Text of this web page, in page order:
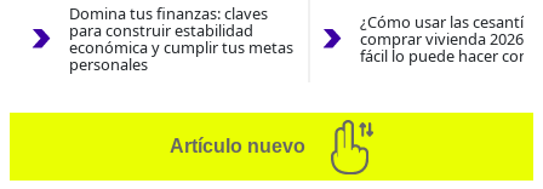
Domina tus finanzas: claves
para construir estabilidad
económica y cumplir tus metas
personales
¿Cómo usar las
comprar vivienda 2026?
fácil lo puede hacer con
Artículo nuevo